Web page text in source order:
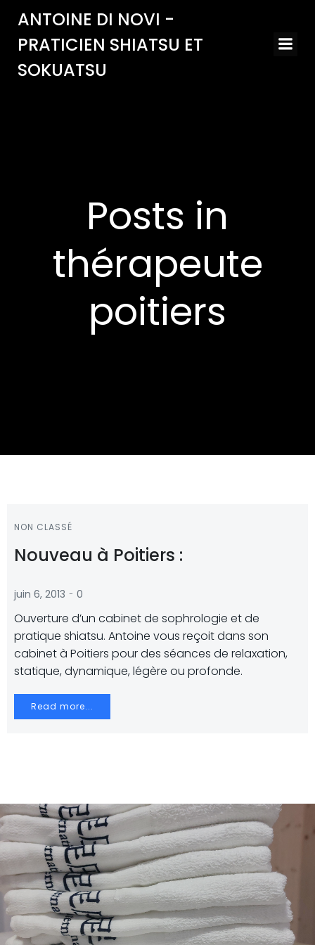
au
contenu
ANTOINE DI NOVI -
PRATICIEN SHIATSU ET
SOKUATSU
Posts in
thérapeute
poitiers
NON CLASSÉ
Nouveau à Poitiers :
juin 6, 2013 - 0
Ouverture d’un cabinet de sophrologie et de
pratique shiatsu. Antoine vous reçoit dans son
cabinet à Poitiers pour des séances de relaxation,
statique, dynamique, légère ou profonde.
Read more...